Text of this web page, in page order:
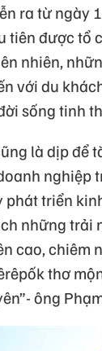
ra từ ngày
tiên được tổ
nhiên,
với du
sống tinh
là dịp để
nghiệp
triển
những
cao, chiêm
thơ
ông